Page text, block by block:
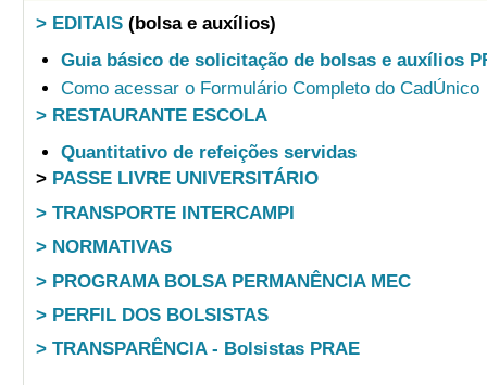
> EDITAIS (bolsa e auxílios)
Guia básico de solicitação de bolsas e auxílios
Como acessar o Formulário Completo do CadÚnico
> RESTAURANTE ESCOLA
Quantitativo de refeições servidas
> PASSE LIVRE UNIVERSITÁRIO
> TRANSPORTE INTERCAMPI
> NORMATIVAS
> PROGRAMA BOLSA PERMANÊNCIA MEC
> PERFIL DOS BOLSISTAS
> TRANSPARÊNCIA - Bolsistas PRAE